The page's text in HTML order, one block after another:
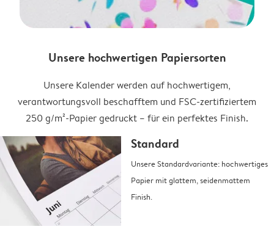
Unsere hochwertigen Papiersorten
Unsere Kalender werden auf hochwertigem,
verantwortungsvoll beschafftem und FSC-zertifiziertem
250 g/m²-Papier gedruckt – für ein perfektes Finish.
Standard
Unsere Standardvariante: hochwertiges
Papier mit glattem, seidenmattem
Finish.